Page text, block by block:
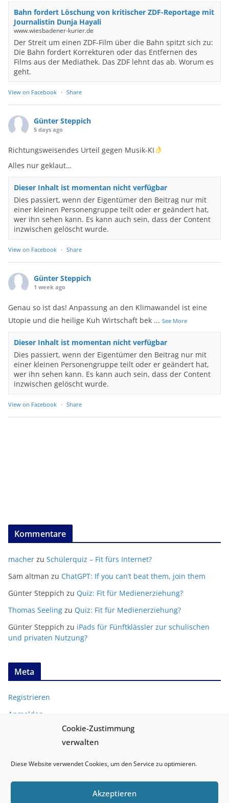
Cookie-Zustimmung
verwalten
Diese Website verwendet Cookies, um den Service zu optimieren.
Akzeptieren
Bahn fordert Löschung von kritischer ZDF-Reportage mit
Journalistin Dunja Hayali
www.wiesbadener-kurier.de
Der Streit um einen ZDF-Film über die Bahn spitzt sich zu:
Die Bahn fordert Korrekturen oder das Entfernen des
Films aus der Mediathek. Das ZDF lehnt das ab. Worum es
geht.
View on Facebook · Share
Günter Steppich
5 days ago
Richtungsweisendes Urteil gegen Musik-KI
Alles nur geklaut…
Dieser Inhalt ist momentan nicht verfügbar
Dies passiert, wenn der Eigentümer den Beitrag nur mit
einer kleinen Personengruppe teilt oder er geändert hat,
wer ihn sehen kann. Es kann auch sein, dass der Content
inzwischen gelöscht wurde.
View on Facebook · Share
Günter Steppich
1 week ago
Genau so ist das! Anpassung an den Klimawandel ist eine
Utopie und die heilige Kuh Wirtschaft bek ... See More
Dieser Inhalt ist momentan nicht verfügbar
Dies passiert, wenn der Eigentümer den Beitrag nur mit
einer kleinen Personengruppe teilt oder er geändert hat,
wer ihn sehen kann. Es kann auch sein, dass der Content
inzwischen gelöscht wurde.
View on Facebook · Share
Kommentare
macher zu Schülerquiz – Fit fürs Internet?
Sam altman zu ChatGPT: If you can’t beat them, join them
Günter Steppich zu Quiz: Fit für Medienerziehung?
Thomas Seeling zu Quiz: Fit für Medienerziehung?
Günter Steppich zu iPads für Fünftklässler zur schulischen
und privaten Nutzung?
Meta
Registrieren
Anmelden